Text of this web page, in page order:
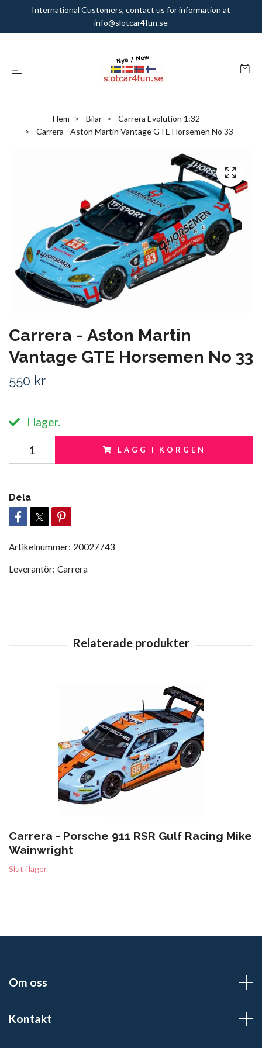
International Customers, contact us for information at
info@slotcar4fun.se
Hem Bilar
Carrera Evolution 1:32
Carrera - Aston Martin Vantage GTE Horsemen No 33
Carrera - Aston Martin
Vantage GTE Horsemen No 33
550 kr
I lager.
LÄGG I KORGEN
Dela
Artikelnummer: 20027743
Leverantör: Carrera
Carrera - Porsche 911 RSR Gulf Racing Mike
Wainwright
Slut i lager
Om oss
Kontakt